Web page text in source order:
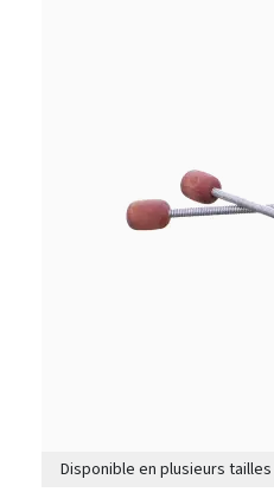
Disponible en plusieurs tailles